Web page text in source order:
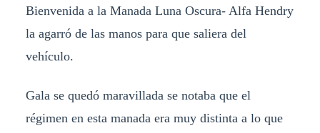
Bienvenida a la Manada Luna Oscura- Alfa Hendry
la agarró de las manos para que saliera del
vehículo.
Gala se quedó maravillada se notaba que el
régimen en esta manada era muy distinta a lo que